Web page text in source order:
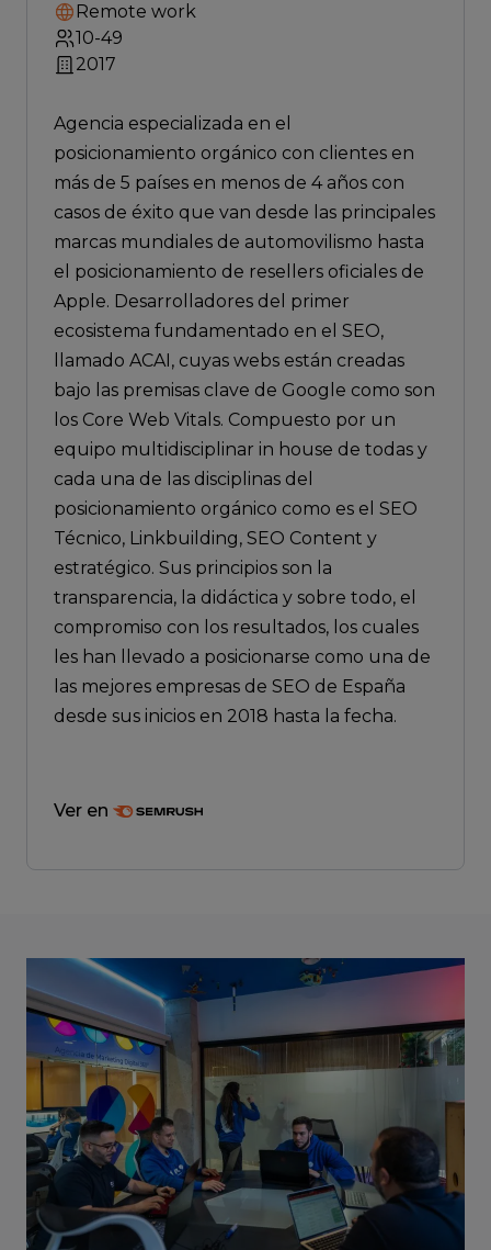
Remote work
10-49
2017
Agencia especializada en el
posicionamiento orgánico con clientes en
más de 5 países en menos de 4 años con
casos de éxito que van desde las principales
marcas mundiales de automovilismo hasta
el posicionamiento de resellers oficiales de
Apple. Desarrolladores del primer
ecosistema fundamentado en el SEO,
llamado ACAI, cuyas webs están creadas
bajo las premisas clave de Google como son
los Core Web Vitals. Compuesto por un
equipo multidisciplinar in house de todas y
cada una de las disciplinas del
posicionamiento orgánico como es el SEO
Técnico, Linkbuilding, SEO Content y
estratégico. Sus principios son la
transparencia, la didáctica y sobre todo, el
compromiso con los resultados, los cuales
les han llevado a posicionarse como una de
las mejores empresas de SEO de España
desde sus inicios en 2018 hasta la fecha.
Ver en